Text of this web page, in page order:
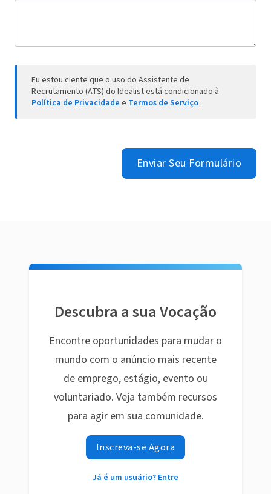
Eu estou ciente que o uso do Assistente de
Recrutamento (ATS) do Idealist está condicionado à
Política de Privacidade e Termos de Serviço .
Enviar Seu Formulário
Descubra a sua Vocação
Encontre oportunidades para mudar o
mundo com o anúncio mais recente
de emprego, estágio, evento ou
voluntariado. Veja também recursos
para agir em sua comunidade.
Inscreva-se Agora
Já é um usuário? Entre